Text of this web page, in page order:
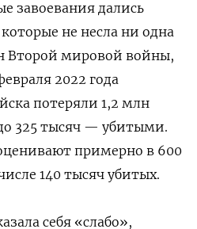
завоевания дались
не несла ни одна
Второй мировой войны,
2022 года
потеряли 1,2 млн
325 тысяч — убитыми.
примерно в 600
140 тысяч убитых.
себя «слабо»,